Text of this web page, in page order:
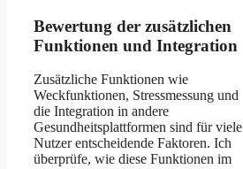
Bewertung der zusätzlichen
Funktionen und Integration
Zusätzliche Funktionen wie
Weckfunktionen, Stressmessung und
die Integration in andere
Gesundheitsplattformen sind für viele
Nutzer entscheidende Faktoren. Ich
überprüfe, wie diese Funktionen im